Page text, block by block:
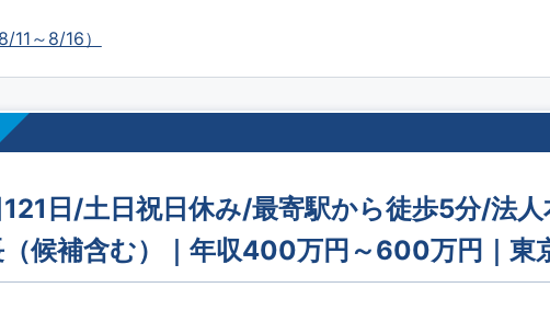
11～8/16）
日/土日祝日休み/最寄駅から徒歩5分/法人
候補含む）｜年収400万円～600万円｜東